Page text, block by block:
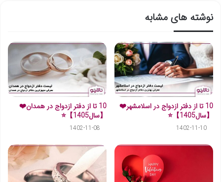
نوشته های مشابه
10 تا از دفتر ازدواج در اسلامشهر❤️
【سال1405】⭐
1402-11-10
10 تا از دفتر ازدواج در همدان❤️
【سال1405】⭐
1402-11-08